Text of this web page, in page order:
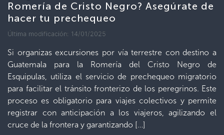
Romería de Cristo Negro? Asegúrate de
hacer tu prechequeo
Última modificación: 14/01/2025
Si organizas excursiones por vía terrestre con destino a
Guatemala para la Romería del Cristo Negro de
Esquipulas, utiliza el servicio de prechequeo migratorio
para facilitar el tránsito fronterizo de los peregrinos. Este
proceso es obligatorio para viajes colectivos y permite
registrar con anticipación a los viajeros, agilizando el
cruce de la frontera y garantizando […]